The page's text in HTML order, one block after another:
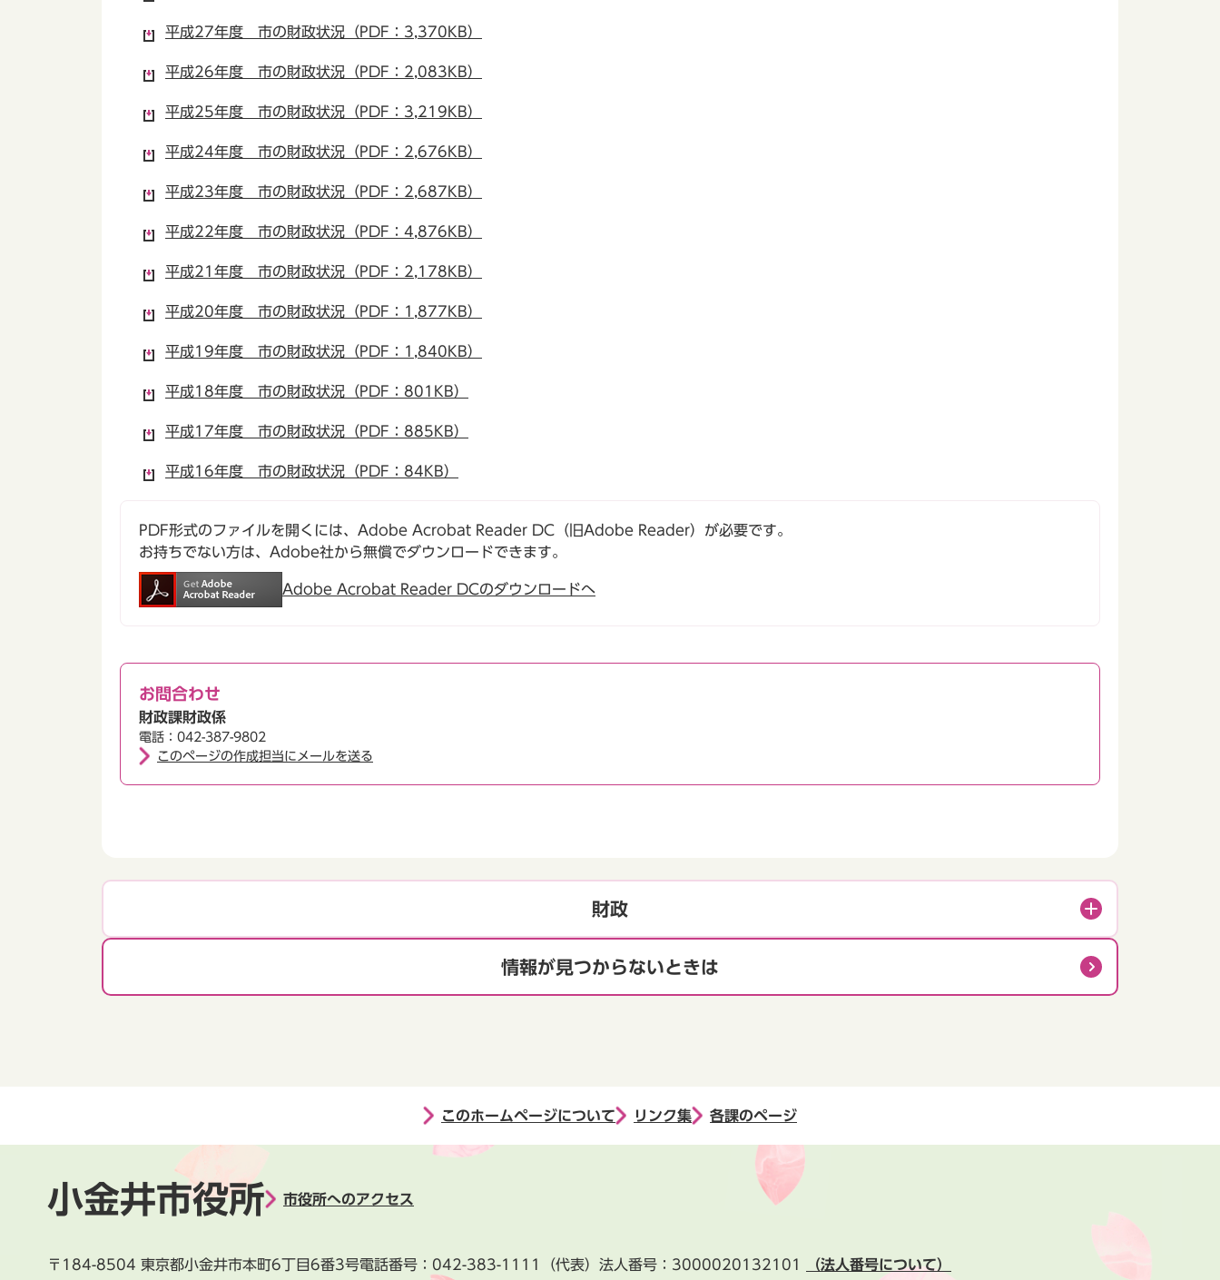
平成27年度 市の財政状況（PDF：3,370KB）
平成26年度 市の財政状況（PDF：2,083KB）
平成25年度 市の財政状況（PDF：3,219KB）
平成24年度 市の財政状況（PDF：2,676KB）
平成23年度 市の財政状況（PDF：2,687KB）
平成22年度 市の財政状況（PDF：4,876KB）
平成21年度 市の財政状況（PDF：2,178KB）
平成20年度 市の財政状況（PDF：1,877KB）
平成19年度 市の財政状況（PDF：1,840KB）
平成18年度 市の財政状況（PDF：801KB）
平成17年度 市の財政状況（PDF：885KB）
平成16年度 市の財政状況（PDF：84KB）
PDF形式のファイルを開くには、Adobe Acrobat Reader DC（旧Adobe Reader）が必要です。
お持ちでない方は、Adobe社から無償でダウンロードできます。
Adobe Acrobat Reader DCのダウンロードへ
お問合わせ
財政課財政係
電話：042-387-9802
このページの作成担当にメールを送る
財政
情報が見つからないときは
このホームページについて リンク集 各課のページ
小金井市役所 市役所へのアクセス
〒184-8504 東京都小金井市本町6丁目6番3号電話番号： 042-383-1111 （代表） 法人番号：3000020132101 （法人番号について）